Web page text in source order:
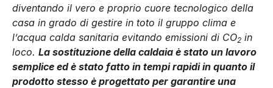
diventando il vero e proprio cuore tecnologico della
casa in grado di gestire in toto il gruppo clima e
l’acqua calda sanitaria evitando emissioni di CO2 in
loco. La sostituzione della caldaia è stato un lavoro
semplice ed è stato fatto in tempi rapidi in quanto il
prodotto stesso è progettato per garantire una